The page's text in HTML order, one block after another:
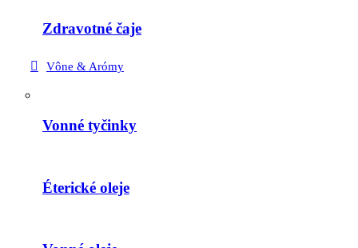
Zdravotné čaje
Vône & Arómy
Vonné tyčinky
Éterické oleje